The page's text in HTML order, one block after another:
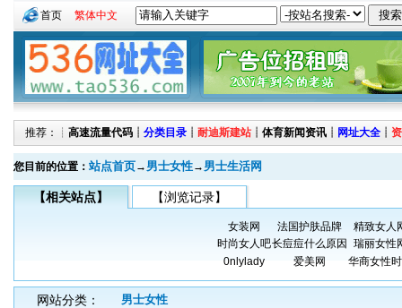
首页 繁体中文
推荐：┊ 高速流量代码 ┊ 分类目录 ┊ 耐迪斯建站 ┊ 体育新闻资讯 ┊ 网址大全 ┊
您目前的位置： 站点首页→ 男士女性→ 男士生活网
【相关站点】 【浏览记录】
女装网 法国护肤品牌
精致女人
时尚女人吧长痘痘什么原因
瑞丽女性
0nlylady
爱美网 华商女性
网站分类： 男士女性